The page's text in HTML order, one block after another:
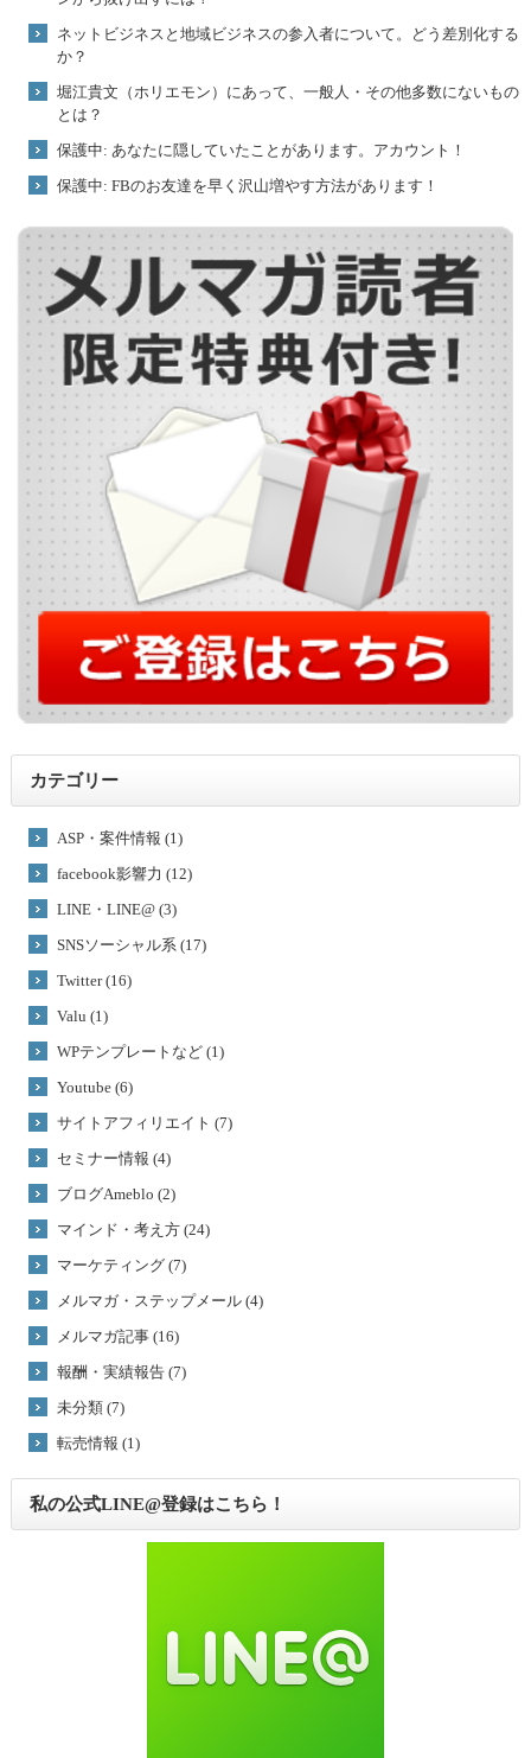
ネットビジネスと地域ビジネスの参入者について。どう差別化する
か？
堀江貴文（ホリエモン）にあって、一般人・その他多数にないもの
とは？
保護中: あなたに隠していたことがあります。アカウント！
保護中: FBのお友達を早く沢山増やす方法があります！
カテゴリー
ASP・案件情報 (1)
facebook影響力 (12)
LINE・LINE@ (3)
SNSソーシャル系 (17)
Twitter (16)
Valu (1)
WPテンプレートなど (1)
Youtube (6)
サイトアフィリエイト (7)
セミナー情報 (4)
ブログAmeblo (2)
マインド・考え方 (24)
マーケティング (7)
メルマガ・ステップメール (4)
メルマガ記事 (16)
報酬・実績報告 (7)
未分類 (7)
転売情報 (1)
私の公式LINE@登録はこちら！